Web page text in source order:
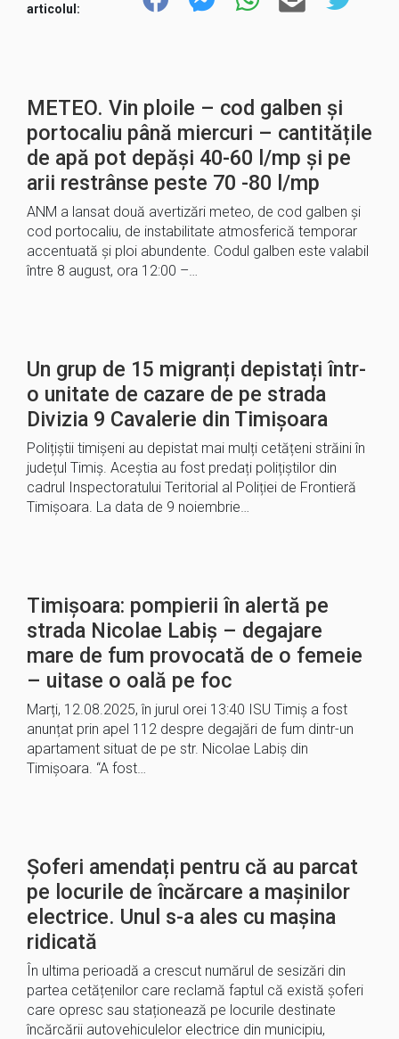
articolul:
METEO. Vin ploile – cod galben și
portocaliu până miercuri – cantitățile
de apă pot depăși 40-60 l/mp și pe
arii restrânse peste 70 -80 l/mp
ANM a lansat două avertizări meteo, de cod galben și
cod portocaliu, de instabilitate atmosferică temporar
accentuată și ploi abundente. Codul galben este valabil
între 8 august, ora 12:00 –…
Un grup de 15 migranți depistați într-
o unitate de cazare de pe strada
Divizia 9 Cavalerie din Timișoara
Polițiștii timișeni au depistat mai mulți cetățeni străini în
județul Timiș. Aceștia au fost predați polițiștilor din
cadrul Inspectoratului Teritorial al Poliției de Frontieră
Timișoara. La data de 9 noiembrie…
Timișoara: pompierii în alertă pe
strada Nicolae Labiș – degajare
mare de fum provocată de o femeie
– uitase o oală pe foc
Marți, 12.08.2025, în jurul orei 13:40 ISU Timiș a fost
anunțat prin apel 112 despre degajări de fum dintr-un
apartament situat de pe str. Nicolae Labiș din
Timișoara. “A fost…
Șoferi amendați pentru că au parcat
pe locurile de încărcare a mașinilor
electrice. Unul s-a ales cu mașina
ridicată
În ultima perioadă a crescut numărul de sesizări din
partea cetățenilor care reclamă faptul că există șoferi
care opresc sau staționează pe locurile destinate
încărcării autovehiculelor electrice din municipiu,